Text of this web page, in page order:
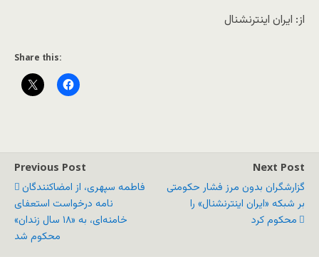
از: ایران اینترنشنال
Share this:
Previous Post
فاطمه سپهری، از امضاکنندگان
نامه درخواست استعفای
خامنه‌ای، به «۱۸ سال زندان»
محکوم شد
Next Post
گزارشگران بدون مرز فشار حکومتی
بر شبکه «ایران‌ اینترنشنال» را
محکوم کرد